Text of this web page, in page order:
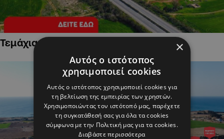
Τεμάχια Γης σε Οικιστικές Περιοχές ×
Αυτός ο ιστότοπος
χρησιμοποιεί cookies
Αυτός ο ιστότοπος χρησιμοποιεί cookies για
τη βελτίωση της εμπειρίας των χρηστών.
Χρησιμοποιώντας τον ιστότοπό μας, παρέχετε
τη συγκατάθεσή σας για όλα τα cookies
σύμφωνα με την Πολιτική μας για τα cookies.
Διαβάστε περισσότερα